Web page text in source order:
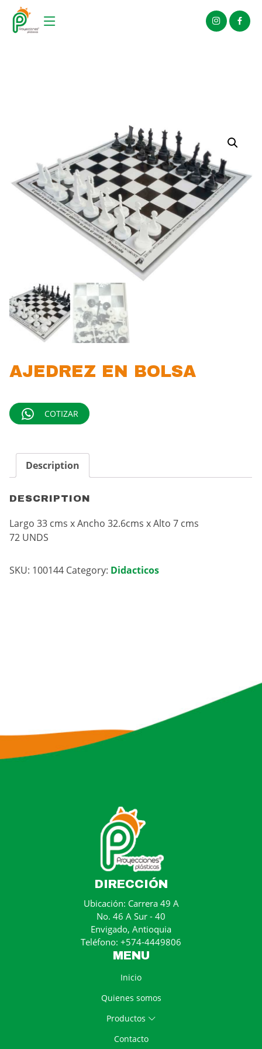
AJEDREZ EN BOLSA
COTIZAR
Description
DESCRIPTION
Largo 33 cms x Ancho 32.6cms x Alto 7 cms
72 UNDS
SKU: 100144 Category: Didacticos
DIRECCIÓN
Ubicación: Carrera 49 A
No. 46 A Sur - 40
Envigado, Antioquia
Teléfono: +574-4449806
MENU
Inicio
Quienes somos
Productos
Contacto